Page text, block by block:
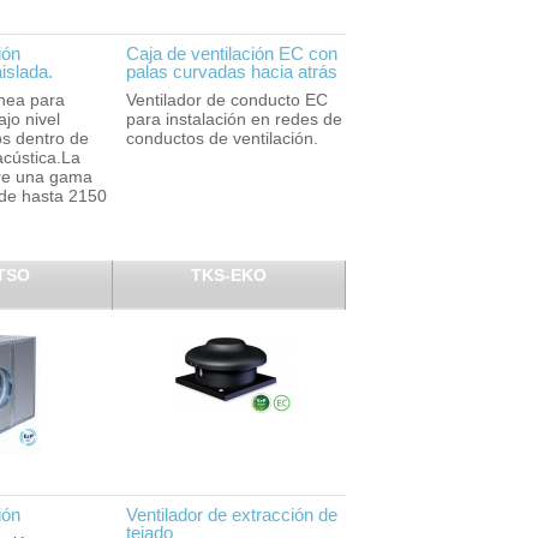
para
nivel
dentro de
una gama
hasta 2150
Caja de ventilación EC con
palas curvadas hacia atrás
Ventilador de conducto EC
para instalación en redes de
conductos de ventilación.
TKS-EKO
Ventilador de extracción de
tejado